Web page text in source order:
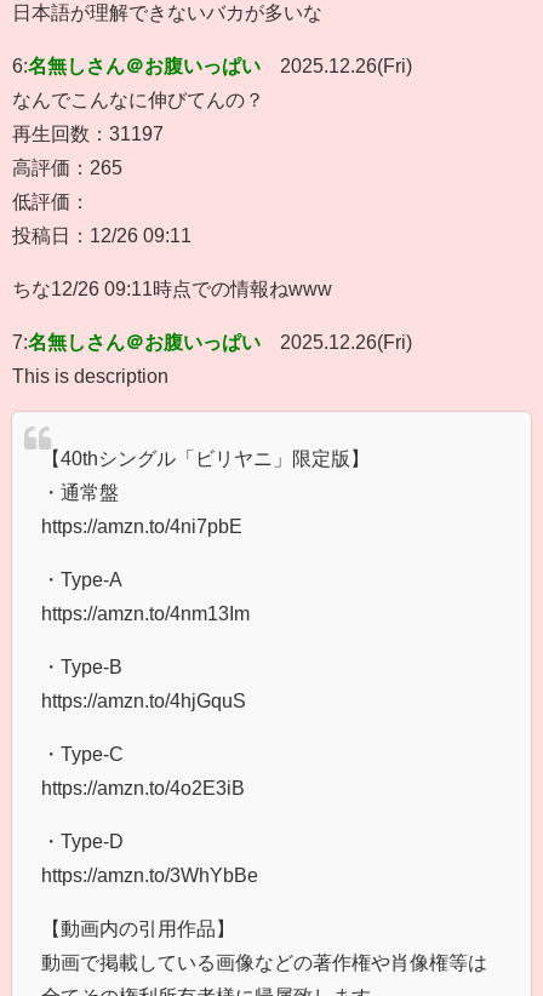
日本語が理解できないバカが多いな
6:名無しさん＠お腹いっぱい
2025.12.26(Fri)
なんでこんなに伸びてんの？
再生回数：31197
高評価：265
低評価：
投稿日：12/26 09:11
ちな12/26 09:11時点での情報ねwww
7:名無しさん＠お腹いっぱい
2025.12.26(Fri)
This is description
【40thシングル「ビリヤニ」限定版】
・通常盤
https://amzn.to/4ni7pbE
・Type-A
https://amzn.to/4nm13Im
・Type-B
https://amzn.to/4hjGquS
・Type-C
https://amzn.to/4o2E3iB
・Type-D
https://amzn.to/3WhYbBe
【動画内の引用作品】
動画で掲載している画像などの著作権や肖像権等は